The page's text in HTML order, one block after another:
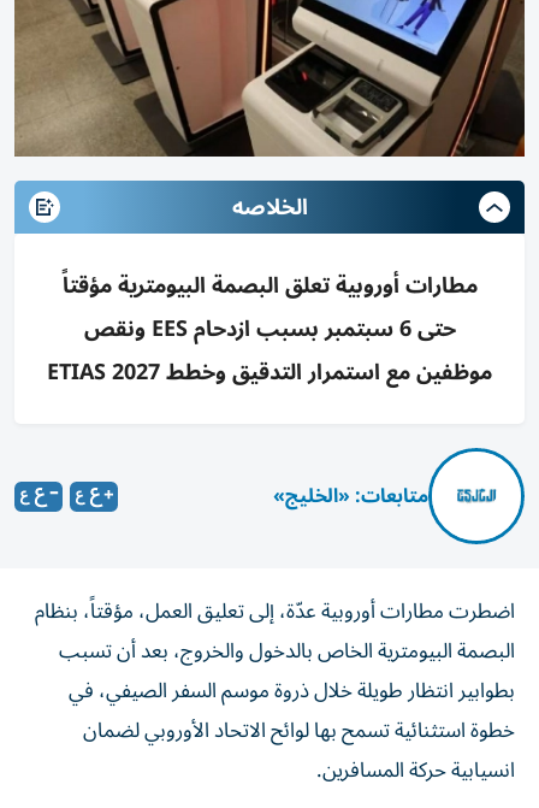
الخلاصه
مطارات أوروبية تعلق البصمة البيومترية مؤقتاً
حتى 6 سبتمبر بسبب ازدحام EES ونقص
موظفين مع استمرار التدقيق وخطط ETIAS 2027
متابعات: «الخليج»
اضطرت مطارات أوروبية عدّة، إلى تعليق العمل، مؤقتاً، بنظام
البصمة البيومترية الخاص بالدخول والخروج، بعد أن تسبب
بطوابير انتظار طويلة خلال ذروة موسم السفر الصيفي، في
خطوة استثنائية تسمح بها لوائح الاتحاد الأوروبي لضمان
انسيابية حركة المسافرين.